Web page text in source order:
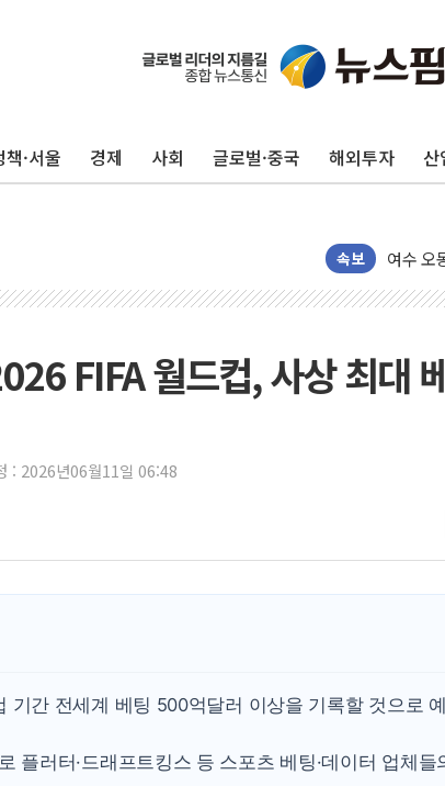
책·서울 경제 사회 글로벌·중국 해외투자 산
속보
美, 이
강릉·
폐기물
서울 중
여수 오
인천 선
인천
'화합'
李대
동해
연일
中 전
인제
동해
강원
폭염
李대통
FIFA 월드컵, 사상 최대
: 2026년06월11일 06:48
기간 전세계 베팅 500억달러 이상을 기록할 것으로
플러터·드래프트킹스 등 스포츠 베팅·데이터 업체들